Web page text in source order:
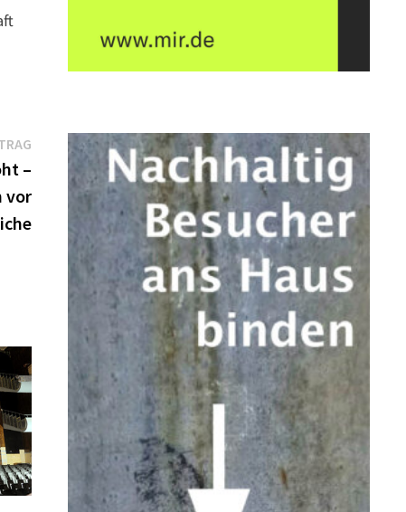
Nächster
Beitrag:
–
vor